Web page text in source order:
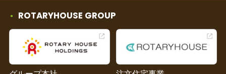
ROTARYHOUSE GROUP